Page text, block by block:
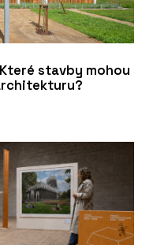
stavby mohou